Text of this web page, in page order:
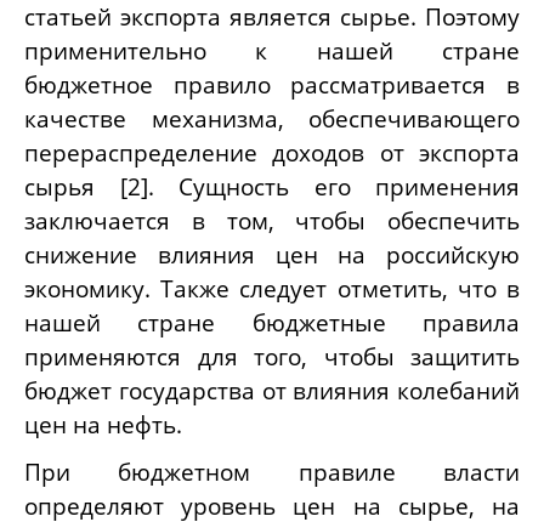
статьей экспорта является сырье. Поэтому
применительно к нашей стране
бюджетное правило рассматривается в
качестве механизма, обеспечивающего
перераспределение доходов от экспорта
сырья [2]. Сущность его применения
заключается в том, чтобы обеспечить
снижение влияния цен на российскую
экономику. Также следует отметить, что в
нашей стране бюджетные правила
применяются для того, чтобы защитить
бюджет государства от влияния колебаний
цен на нефть.
При бюджетном правиле власти
определяют уровень цен на сырье, на